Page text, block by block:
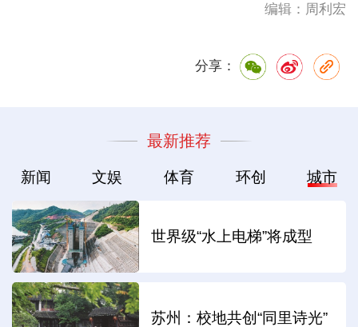
编辑：周利宏
分享：
最新推荐
新闻 文娱 体育 环创 城市
世界级“水上电梯”将成型
苏州：校地共创“同里诗光”